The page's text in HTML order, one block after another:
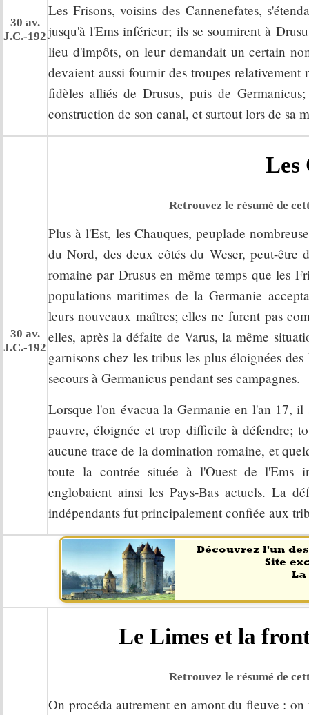
30 av.
J.C.-192
Les Frisons, voisins des Cannenefates,
jusqu'à l'Ems inférieur; ils se soumirent à
lieu d'impôts, on leur demandait un certain
devaient aussi fournir des troupes
fidèles alliés de Drusus, puis de
construction de son canal, et surtout lors de sa
30 av.
J.C.-192
Les
Retrouvez le résumé de
Plus à l'Est, les Chauques, peuplade
du Nord, des deux côtés du Weser, peut-
romaine par Drusus en même temps que les
populations maritimes de la Germanie
leurs nouveaux maîtres; elles ne furent pas
elles, après la défaite de Varus, la même
garnisons chez les tribus les plus éloignées
secours à Germanicus pendant ses campagnes.
Lorsque l'on évacua la Germanie en l'an 17,
pauvre, éloignée et trop difficile à défendre;
aucune trace de la domination romaine, et
toute la contrée située à l'Ouest de l'Ems
englobaient ainsi les Pays-Bas actuels. La
indépendants fut principalement confiée aux
Le Limes et la
Retrouvez le résumé de
On procéda autrement en amont du fleuve :